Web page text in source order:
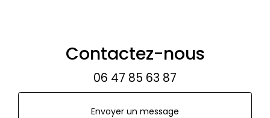
Contactez-nous
06 47 85 63 87
Envoyer un message